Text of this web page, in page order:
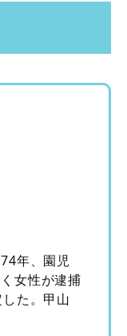
年、園児
女性が逮捕
た。甲山